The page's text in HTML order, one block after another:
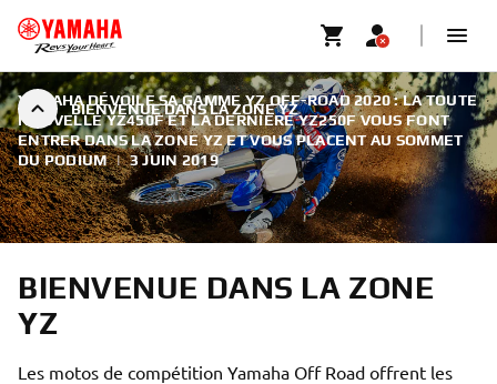
BIENVENUE DANS LA ZONE YZ
YAMAHA DÉVOILE SA GAMME YZ OFF-ROAD 2020 : LA TOUTE
NOUVELLE YZ450F ET LA DERNIÈRE YZ250F VOUS FONT
ENTRER DANS LA ZONE YZ ET VOUS PLACENT AU SOMMET
DU PODIUM | 3 JUIN 2019
BIENVENUE DANS LA ZONE
YZ
Les motos de compétition Yamaha Off Road offrent les